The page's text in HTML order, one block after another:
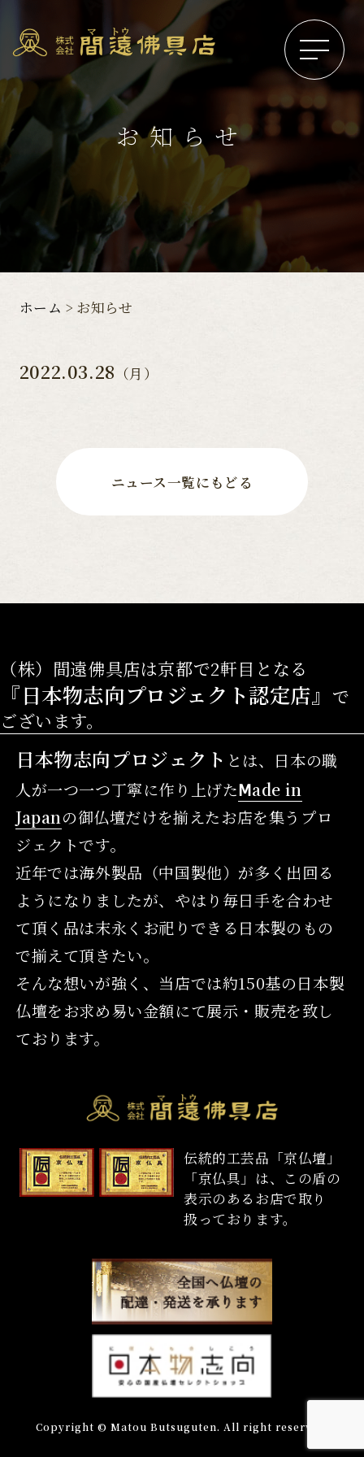
お知らせ
ホーム お知らせ
2022.03.28 （月）
ニュース一覧にもどる
（株）間遠佛具店は京都で2軒目となる
『日本物志向プロジェクト認定店』 で
ございます。
日本物志向プロジェクト とは、日本の職
人が一つ一つ丁寧に作り上げたⅯade in
Japanの御仏壇だけを揃えたお店を集うプロ
ジェクトです。
近年では海外製品（中国製他）が多く出回る
ようになりましたが、やはり毎日手を合わせ
て頂く品は末永くお祀りできる日本製のもの
で揃えて頂きたい。
そんな想いが強く、当店では約150基の日本製
仏壇をお求め易い金額にて展示・販売を致し
ております。
伝統的工芸品「京仏壇」
「京仏具」は、この盾の
表示のあるお店で取り
扱っております。
Copyright © Matou Butsuguten. All right reserved.